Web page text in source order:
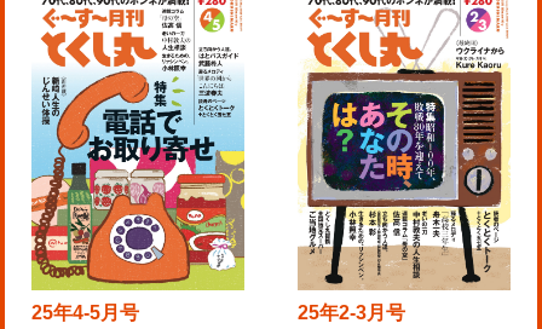
25年4-5月号 25年2-3月号